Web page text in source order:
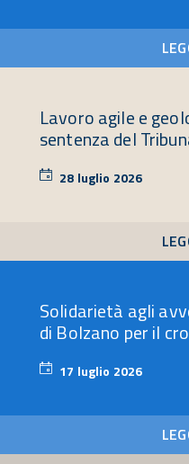
Lavoro agile e
sentenza del
28 luglio 2026
Solidarietà agli
di Bolzano per il
17 luglio 2026